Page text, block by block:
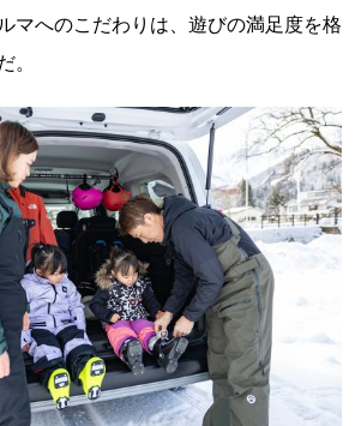
マへのこだわりは、遊びの満足度を格
。